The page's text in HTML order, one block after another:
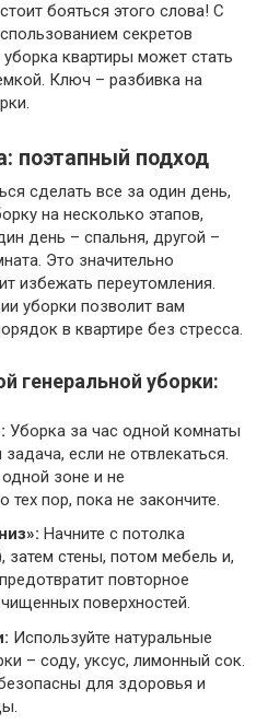
бояться этого слова! С
секретов
квартиры может стать
Ключ – разбивка на
поэтапный подход
сделать все за один день,
на несколько этапов,
день – спальня, другой –
Это значительно
избежать переутомления.
уборки позволит вам
в квартире без стресса.
генеральной уборки:
Уборка за час одной комнаты
если не отвлекаться.
зоне и не
тех пор, пока не закончите.
Начните с потолка
затем стены, потом мебель и,
повторное
поверхностей.
Используйте натуральные
– соду, уксус, лимонный сок.
для здоровья и